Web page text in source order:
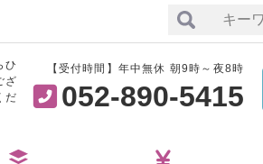
ひ
ざ
だ
【受付時間】年中無休 朝9時～夜8時
052-890-5415